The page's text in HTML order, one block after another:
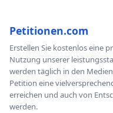
Petitionen.com
Erstellen Sie kostenlos eine
Nutzung unserer
werden täglich in den
Petition eine
erreichen und auch von
werden.